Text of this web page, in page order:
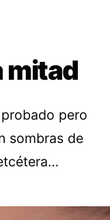
mitad
pero
sombras de